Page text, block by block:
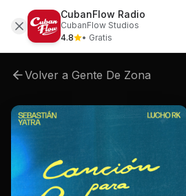
Artistas Gente-de-zona
Volver a Gente De Zona
CubanFlow Radio
CubanFlow Studios
4.8
• Gratis